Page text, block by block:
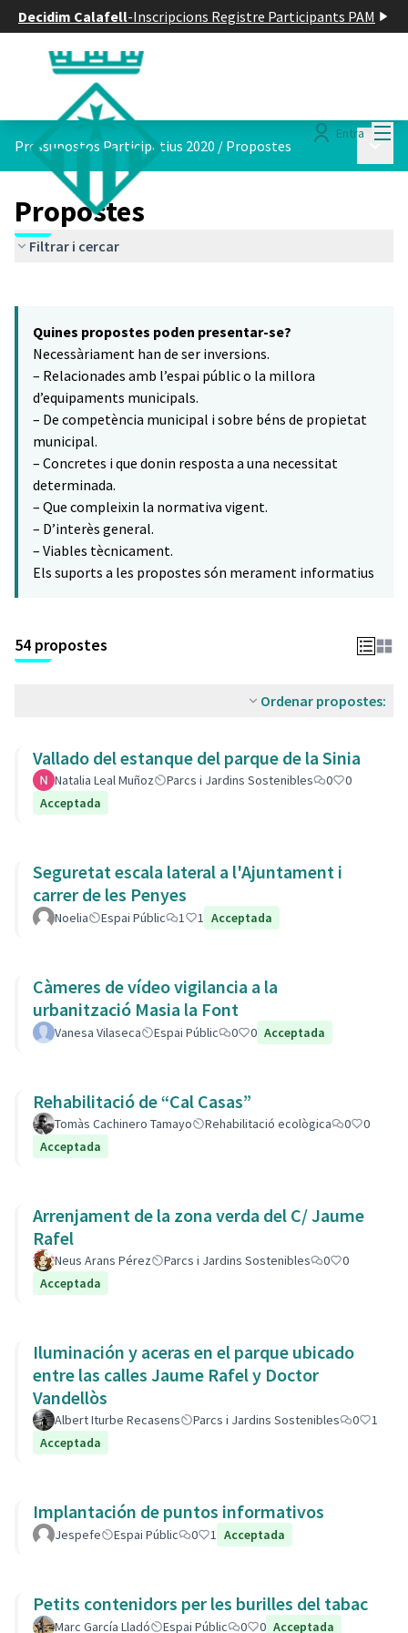
Decidim Calafell-Inscripcions Registre Participants PAM
Entra
Pressupostos Participatius 2020 / Propostes
Propostes
Filtrar i cercar
−
Quines propostes poden presentar-se?
Necessàriament han de ser inversions.
– Relacionades amb l’espai públic o la millora
d’equipaments municipals.
– De competència municipal i sobre béns de propietat
municipal.
– Concretes i que donin resposta a una necessitat
determinada.
– Que compleixin la normativa vigent.
– D’interès general.
– Viables tècnicament.
Els suports a les propostes són merament informatius
54 propostes
Ordenar propostes:
Vallado del estanque del parque de la Sinia
Natalia Leal Muñoz Parcs i Jardins Sostenibles 0
0
Acceptada
Seguretat escala lateral a l'Ajuntament i
carrer de les Penyes
Noelia Espai Públic 1 1 Acceptada
Càmeres de vídeo vigilancia a la
urbanització Masia la Font
Vanesa Vilaseca Espai Públic 0 0 Acceptada
Rehabilitació de “Cal Casas”
Tomàs Cachinero Tamayo Rehabilitació ecològica 0
0
Acceptada
Arrenjament de la zona verda del C/ Jaume
Rafel
Neus Arans Pérez Parcs i Jardins Sostenibles 0
0
Acceptada
Iluminación y aceras en el parque ubicado
entre las calles Jaume Rafel y Doctor
Vandellòs
Albert Iturbe Recasens Parcs i Jardins Sostenibles 0
1
Acceptada
Implantación de puntos informativos
Jespefe Espai Públic 0 1 Acceptada
Petits contenidors per les burilles del tabac
Marc García Lladó Espai Públic 0 0 Acceptada